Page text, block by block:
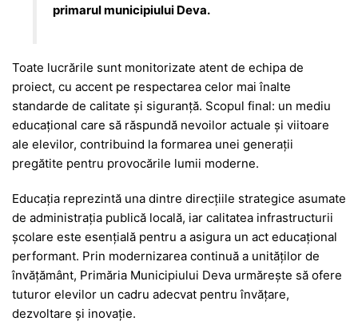
primarul municipiului Deva.
Toate lucrările sunt monitorizate atent de echipa de
proiect, cu accent pe respectarea celor mai înalte
standarde de calitate și siguranță. Scopul final: un mediu
educațional care să răspundă nevoilor actuale și viitoare
ale elevilor, contribuind la formarea unei generații
pregătite pentru provocările lumii moderne.
Educația reprezintă una dintre direcțiile strategice asumate
de administrația publică locală, iar calitatea infrastructurii
școlare este esențială pentru a asigura un act educațional
performant. Prin modernizarea continuă a unităților de
învățământ, Primăria Municipiului Deva urmărește să ofere
tuturor elevilor un cadru adecvat pentru învățare,
dezvoltare și inovație.